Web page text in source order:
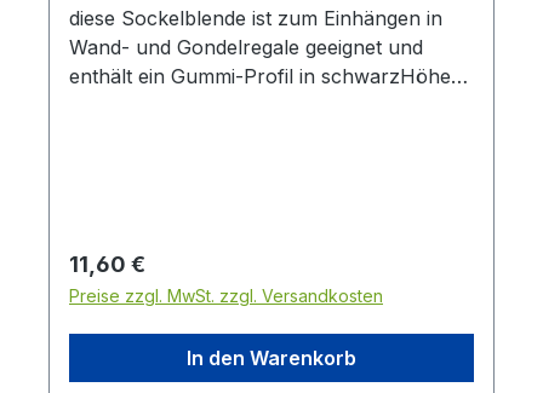
diese Sockelblende ist zum Einhängen in
Wand- und Gondelregale geeignet und
enthält ein Gummi-Profil in schwarzHöhe
Regulärer Preis:
11,60 €
Preise zzgl. MwSt. zzgl. Versandkosten
In den Warenkorb